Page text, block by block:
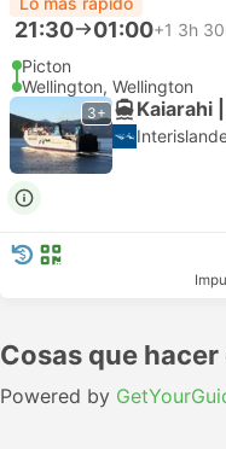
21:30 01:00+1 3h
Picton
Wellington, Wellington
3+ Kaiarahi
Cosas que
Powered by